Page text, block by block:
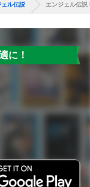
ェル伝説 エンジェル伝説
に！